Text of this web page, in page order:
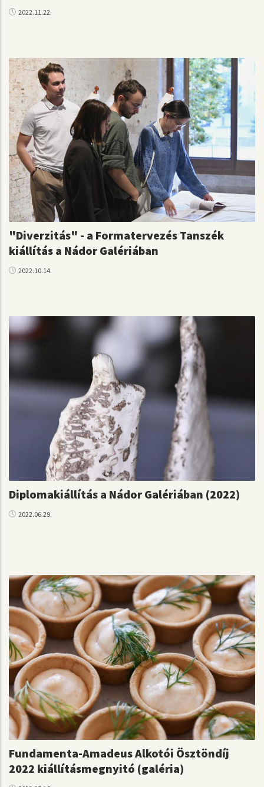
2022.11.22.
"Diverzitás" - a Formatervezés Tanszék
kiállítás a Nádor Galériában
2022.10.14.
Diplomakiállítás a Nádor Galériában (2022)
2022.06.29.
Fundamenta-Amadeus Alkotói Ösztöndíj
2022 kiállításmegnyitó (galéria)